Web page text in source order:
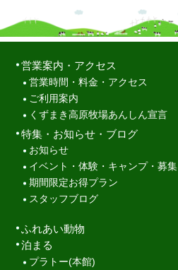
営業案内・アクセス
営業時間・料金・アクセス
ご利用案内
くずまき高原牧場あんしん宣言
特集・お知らせ・ブログ
お知らせ
イベント・体験・キャンプ・募集
期間限定お得プラン
スタッフブログ
ふれあい動物
泊まる
プラトー(本館)